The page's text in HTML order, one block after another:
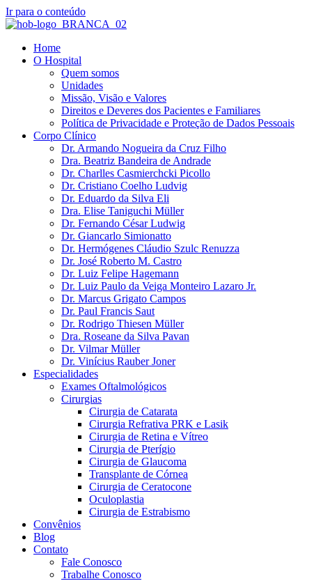
Ir para o conteúdo
Home
O Hospital
Quem somos
Unidades
Missão, Visão e Valores
Direitos e Deveres dos Pacientes e Familiares
Política de Privacidade e Proteção de Dados Pessoais
Corpo Clínico
Dr. Armando Nogueira da Cruz Filho
Dra. Beatriz Bandeira de Andrade
Dr. Charlles Casmierchcki Picollo
Dr. Cristiano Coelho Ludvig
Dr. Eduardo da Silva Eli
Dra. Elise Taniguchi Müller
Dr. Fernando César Ludwig
Dr. Giancarlo Simionatto
Dr. Hermógenes Cláudio Szulc Renuzza
Dr. José Roberto M. Castro
Dr. Luiz Felipe Hagemann
Dr. Luiz Paulo da Veiga Monteiro Lazaro Jr.
Dr. Marcus Grigato Campos
Dr. Paul Francis Saut
Dr. Rodrigo Thiesen Müller
Dra. Roseane da Silva Pavan
Dr. Vilmar Müller
Dr. Vinícius Rauber Joner
Especialidades
Exames Oftalmológicos
Cirurgias
Cirurgia de Catarata
Cirurgia Refrativa PRK e Lasik
Cirurgia de Retina e Vítreo
Cirurgia de Pterígio
Cirurgia de Glaucoma
Transplante de Córnea
Cirurgia de Ceratocone
Oculoplastia
Cirurgia de Estrabismo
Convênios
Blog
Contato
Fale Conosco
Trabalhe Conosco